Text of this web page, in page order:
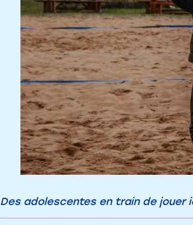
Des adolescentes en train de jouer